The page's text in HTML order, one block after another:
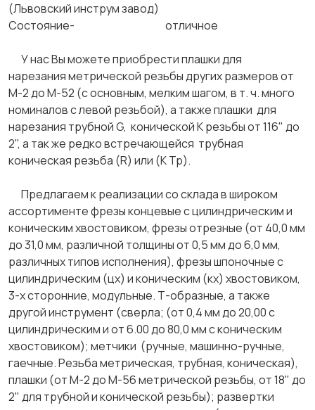
(Львовский инструм завод)
Состояние- отличное
У нас Вы можете приобрести плашки для
нарезания метрической резьбы других размеров от
М-2 до М-52 (с основным, мелким шагом, в т. ч. много
номиналов с левой резьбой), а также плашки для
нарезания трубной G, конической К резьбы от 116" до
2", а так же редко встречающейся трубная
коническая резьба (R) или (К Тр).
Предлагаем к реализации со склада в широком
ассортименте фрезы концевые с цилиндрическим и
коническим хвостовиком, фрезы отрезные (от 40,0 мм
до 31,0 мм, различной толщины от 0,5 мм до 6,0 мм,
различных типов исполнения), фрезы шпоночные с
цилиндрическим (цх) и коническим (кх) хвостовиком,
3-х сторонние, модульные. Т-образные, а также
другой инструмент (сверла; (от 0,4 мм до 20,00 с
цилиндрическим и от 6.00 до 80,0 мм с коническим
хвостовиком); метчики (ручные, машинно-ручные,
гаечные. Резьба метрическая, трубная, коническая),
плашки (от М-2 до М-56 метрической резьбы, от 18" до
2" для трубной и конической резьбы); развертки